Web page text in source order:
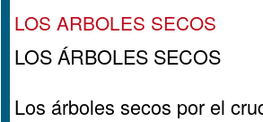
LOS ARBOLES SECOS
LOS ÁRBOLES SECOS
Los árboles secos por el